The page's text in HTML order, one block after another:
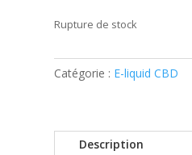
Rupture de stock
Catégorie : E-liquid CBD
Description